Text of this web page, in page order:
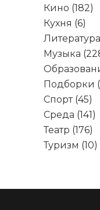
Кино (182)
Кухня (6)
Литература
Музыка
Подборки
Спорт(45)
Среда (141)
Театр (176)
Туризм (10)